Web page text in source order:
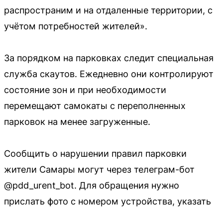
распространим и на отдаленные территории, с
учётом потребностей жителей».
За порядком на парковках следит специальная
служба скаутов. Ежедневно они контролируют
состояние зон и при необходимости
перемещают самокаты с переполненных
парковок на менее загруженные.
Сообщить о нарушении правил парковки
жители Самары могут через телеграм-бот
@pdd_urent_bot. Для обращения нужно
прислать фото с номером устройства, указать